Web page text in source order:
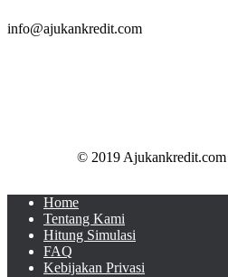
info@ajukankredit.com
© 2019 Ajukankredit.com
Home
Tentang Kami
Hitung Simulasi
FAQ
Kebijakan Privasi